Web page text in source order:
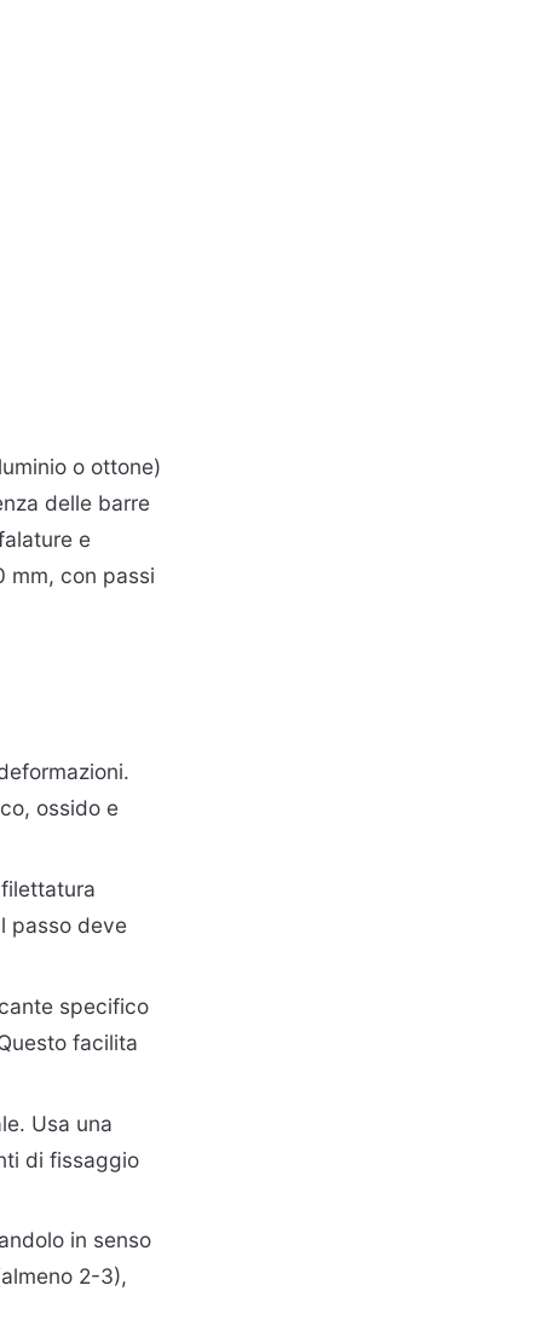
o ottone)
delle barre
e
mm, con passi
ossido e
passo deve
specifico
facilita
Usa una
di fissaggio
in senso
2-3),